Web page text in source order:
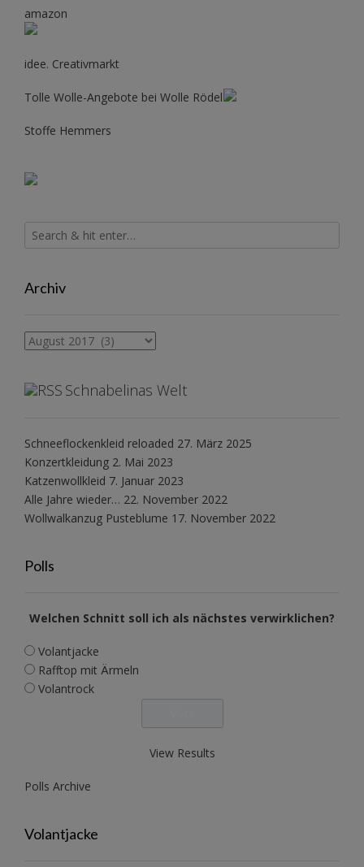
amazon
idee. Creativmarkt
Tolle Wolle-Angebote bei Wolle Rödel
Stoffe Hemmers
Archiv
Archiv
Schnabelinas Welt
Schneeflockenkleid reloaded 27. März 2025
Konzertkleidung 2. Mai 2023
Katzenwollkleid 7. Januar 2023
Alle Jahre wieder… 22. November 2022
Wollwalkanzug Pusteblume 17. November 2022
Polls
Welchen Schnitt soll ich als nächstes verwirklichen?
Volantjacke
Rafftop mit Ärmeln
Volantrock
View Results
Polls Archive
Volantjacke